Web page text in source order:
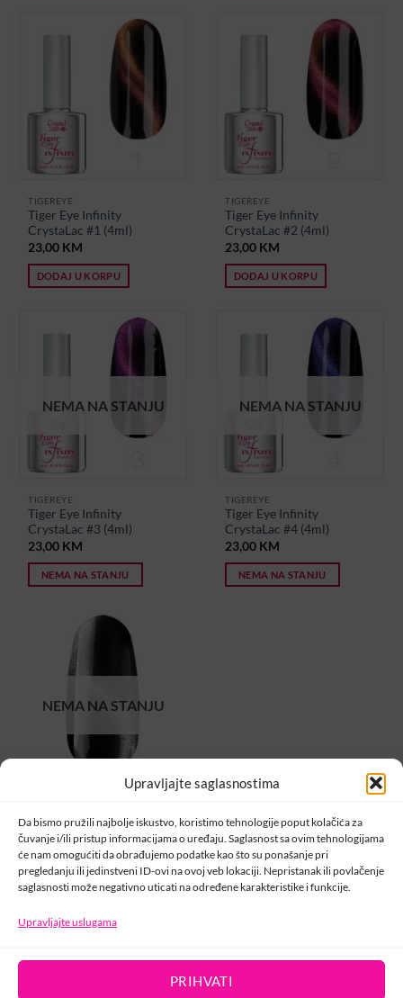
Upravljajte saglasnostima
Da bismo pružili najbolje iskustvo, koristimo tehnologije poput kolačića za
čuvanje i/ili pristup informacijama o uređaju. Saglasnost sa ovim tehnologijama
će nam omogućiti da obrađujemo podatke kao što su ponašanje pri
pregledanju ili jedinstveni ID-ovi na ovoj veb lokaciji. Nepristanak ili povlačenje
saglasnosti može negativno uticati na određene karakteristike i funkcije.
Upravljajte uslugama
PRIHVATI
TIGEREYE
Tiger Eye Infinity
CrystaLac #1 (4ml)
23,00 KM
DODAJ U KORPU
TIGEREYE
Tiger Eye Infinity
CrystaLac #2 (4ml)
23,00 KM
DODAJ U KORPU
NEMA NA STANJU
TIGEREYE
Tiger Eye Infinity
CrystaLac #3 (4ml)
23,00 KM
NEMA NA STANJU
NEMA NA STANJU
TIGEREYE
Tiger Eye Infinity
CrystaLac #4 (4ml)
23,00 KM
NEMA NA STANJU
NEMA NA STANJU
(4ml)
23,00KM
NEMA NA STANJU
KONTAKT